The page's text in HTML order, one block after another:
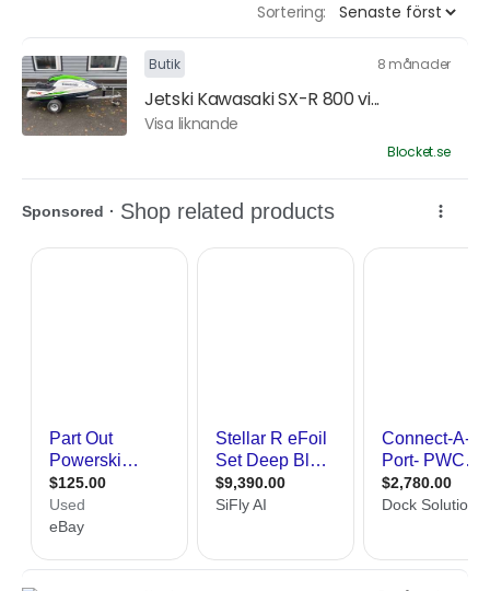
Sortering:
Butik 8 månader
Jetski Kawasaki SX-R 800 vi...
Visa liknande
Blocket.se